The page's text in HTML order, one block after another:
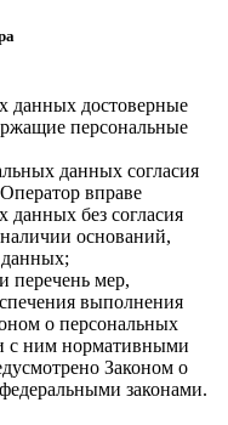
данных достоверные
персональные
данных согласия
вправе
данных без согласия
оснований,
перечень мер,
выполнения
о персональных
с ним нормативными
Законом о
законами.